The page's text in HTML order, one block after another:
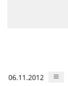
06.11.2012